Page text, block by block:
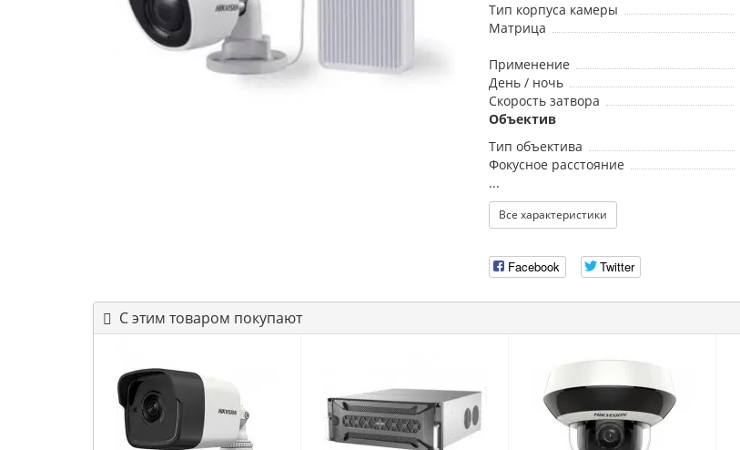
Тип корпуса камеры
Матрица
Применение
День / ночь
Скорость затвора
Объектив
Тип объектива
Фокусное расстояние
...
Все характеристики
Facebook Twitter
С этим товаром покупают